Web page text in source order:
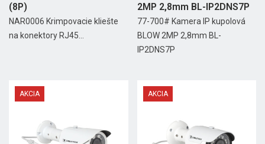
(8P)
NAR0006 Krimpovacie kliešte
na konektory RJ45...
2MP 2,8mm BL-IP2DNS7P
77-700# Kamera IP kupolová
BLOW 2MP 2,8mm BL-
IP2DNS7P
AKCIA AKCIA